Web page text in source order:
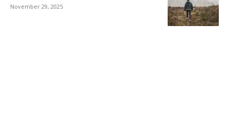
November 29, 2025